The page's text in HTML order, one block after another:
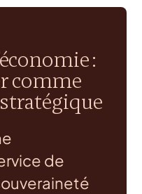
:
comme
de